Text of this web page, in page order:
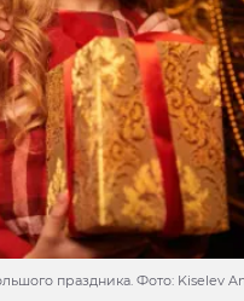
праздника. Фото: Kiselev